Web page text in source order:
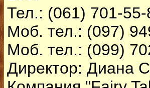
Тел.: (061) 701-
Моб. тел.: (097)
Моб. тел.: (099)
Директор: Диана